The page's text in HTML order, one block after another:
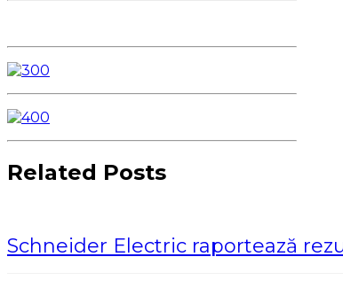
Related Posts
Schneider Electric raportează